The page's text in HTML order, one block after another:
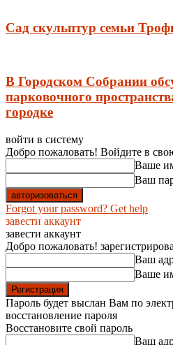
Сад скульптур семьи
В Городском Собрании
парковочного
городке
войти в систему
Добро пожаловать! Войдите в
Ваше
Ваш
Forgot your password? Get help
завести аккаунт
завести аккаунт
Добро пожаловать!
Ваш
Ваше
Пароль будет выслан Вам по
восстановление пароля
Восстановите свой пароль
Ваш